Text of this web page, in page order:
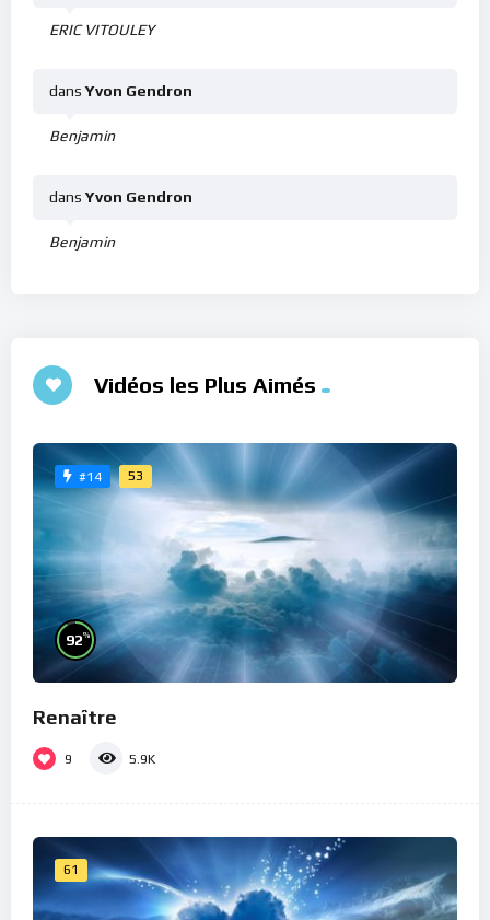
ERIC VITOULEY
Benjamin
dans Yvon Gendron
Benjamin
dans Yvon Gendron
Vidéos les Plus Aimés
#14 53
92%
Renaître
9 5.9K
61